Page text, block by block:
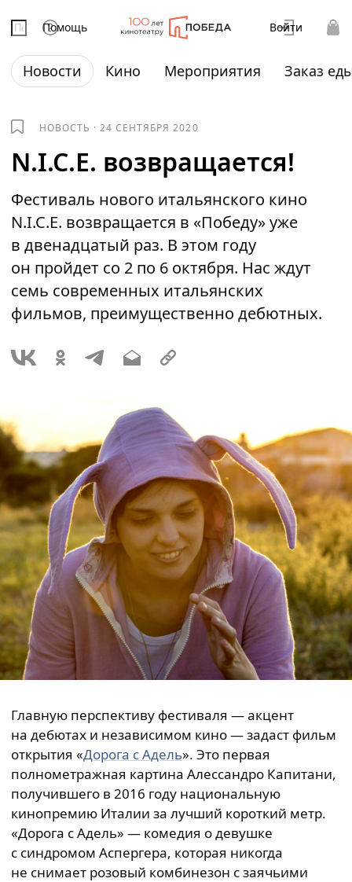
Помощь Войти
Новости Кино Мероприятия Заказ
НОВОСТЬ ·24 СЕНТЯБРЯ 2020
N.I.C.E. возвращается!
Фестиваль нового итальянского кино
N.I.C.E. возвращается в «Победу» уже
в двенадцатый раз. В этом году
он пройдет со 2 по 6 октября. Нас ждут
семь современных итальянских
фильмов, преимущественно дебютных.
Главную перспективу фестиваля — акцент
на дебютах и независимом кино — задаст фильм
открытия «Дорога с Адель». Это первая
полнометражная картина Алессандро Капитани,
получившего в 2016 году национальную
кинопремию Италии за лучший короткий метр.
«Дорога с Адель» — комедия о девушке
с синдромом Аспергера, которая никогда
не снимает розовый комбинезон с заячьими